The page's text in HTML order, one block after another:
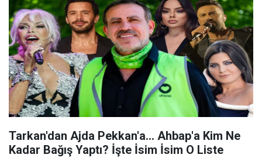
Tarkan'dan Ajda Pekkan'a... Ahbap'a Kim Ne
Kadar Bağış Yaptı? İşte İsim İsim O Liste